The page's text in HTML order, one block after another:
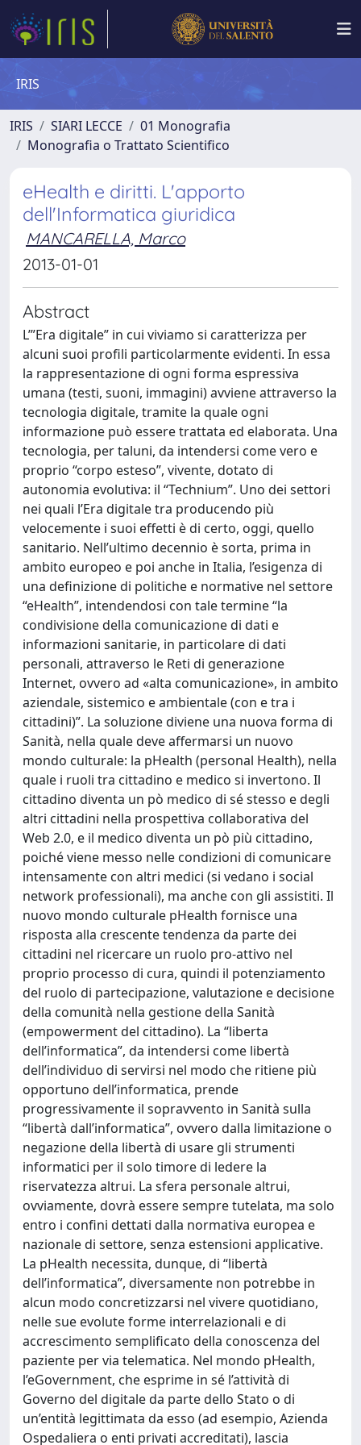
IRIS
IRIS SIARI LECCE
01 Monografia
Monografia o Trattato Scientifico
eHealth e diritti. L'apporto
dell'Informatica giuridica
MANCARELLA, Marco
2013-01-01
Abstract
L’”Era digitale” in cui viviamo si caratterizza per
alcuni suoi profili particolarmente evidenti. In essa
la rappresentazione di ogni forma espressiva
umana (testi, suoni, immagini) avviene attraverso la
tecnologia digitale, tramite la quale ogni
informazione può essere trattata ed elaborata. Una
tecnologia, per taluni, da intendersi come vero e
proprio “corpo esteso”, vivente, dotato di
autonomia evolutiva: il “Technium”. Uno dei settori
nei quali l’Era digitale tra producendo più
velocemente i suoi effetti è di certo, oggi, quello
sanitario. Nell’ultimo decennio è sorta, prima in
ambito europeo e poi anche in Italia, l’esigenza di
una definizione di politiche e normative nel settore
“eHealth”, intendendosi con tale termine “la
condivisione della comunicazione di dati e
informazioni sanitarie, in particolare di dati
personali, attraverso le Reti di generazione
Internet, ovvero ad «alta comunicazione», in ambito
aziendale, sistemico e ambientale (con e tra i
cittadini)”. La soluzione diviene una nuova forma di
Sanità, nella quale deve affermarsi un nuovo
mondo culturale: la pHealth (personal Health), nella
quale i ruoli tra cittadino e medico si invertono. Il
cittadino diventa un pò medico di sé stesso e degli
altri cittadini nella prospettiva collaborativa del
Web 2.0, e il medico diventa un pò più cittadino,
poiché viene messo nelle condizioni di comunicare
intensamente con altri medici (si vedano i social
network professionali), ma anche con gli assistiti. Il
nuovo mondo culturale pHealth fornisce una
risposta alla crescente tendenza da parte dei
cittadini nel ricercare un ruolo pro-attivo nel
proprio processo di cura, quindi il potenziamento
del ruolo di partecipazione, valutazione e decisione
della comunità nella gestione della Sanità
(empowerment del cittadino). La “liberta
dell’informatica”, da intendersi come libertà
dell’individuo di servirsi nel modo che ritiene più
opportuno dell’informatica, prende
progressivamente il sopravvento in Sanità sulla
“libertà dall’informatica”, ovvero dalla limitazione o
negazione della libertà di usare gli strumenti
informatici per il solo timore di ledere la
riservatezza altrui. La sfera personale altrui,
ovviamente, dovrà essere sempre tutelata, ma solo
entro i confini dettati dalla normativa europea e
nazionale di settore, senza estensioni applicative.
La pHealth necessita, dunque, di “libertà
dell’informatica”, diversamente non potrebbe in
alcun modo concretizzarsi nel vivere quotidiano,
nelle sue evolute forme interrelazionali e di
accrescimento semplificato della conoscenza del
paziente per via telematica. Nel mondo pHealth,
l’eGovernment, che esprime in sé l’attività di
Governo del digitale da parte dello Stato o di
un’entità legittimata da esso (ad esempio, Azienda
Ospedaliera o enti privati accreditati), lascia